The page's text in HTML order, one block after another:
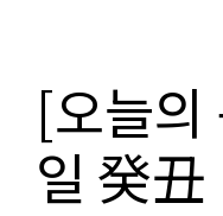
[오늘
일 癸丑